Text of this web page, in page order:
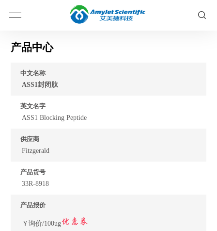
产品中心
中文名称
ASS1封闭肽
英文名字
ASS1 Blocking Peptide
供应商
Fitzgerald
产品货号
33R-8918
产品报价
￥询价/100ug